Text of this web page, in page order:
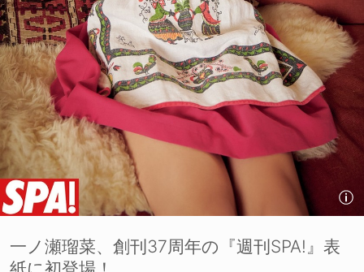
一ノ瀬瑠菜、創刊37周年の『週刊SPA!』表